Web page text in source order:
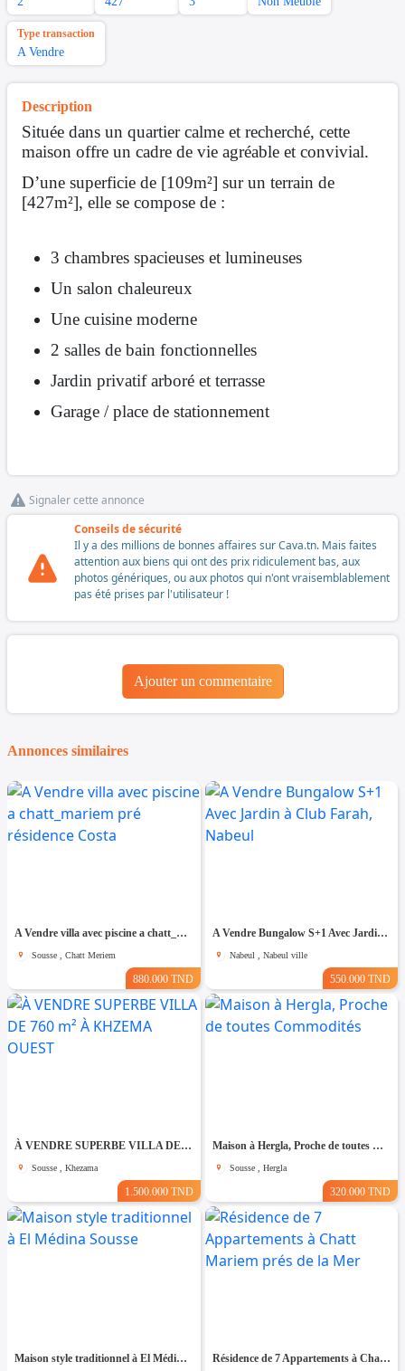
Type transaction
A Vendre
Description
Située dans un quartier calme et recherché, cette
maison offre un cadre de vie agréable et convivial.
D’une superficie de [109m²] sur un terrain de
[427m²], elle se compose de :
3 chambres spacieuses et lumineuses
Un salon chaleureux
Une cuisine moderne
2 salles de bain fonctionnelles
Jardin privatif arboré et terrasse
Garage / place de stationnement
Signaler cette annonce
Conseils de sécurité
Il y a des millions de bonnes affaires sur Cava.tn. Mais faites
attention aux biens qui ont des prix ridiculement bas, aux
photos génériques, ou aux photos qui n'ont vraisemblablement
pas été prises par l'utilisateur !
Ajouter un commentaire
Annonces similaires
A Vendre villa avec piscine a chatt_mariem pré résidence Costa
Sousse , Chatt Meriem
880.000 TND
A Vendre Bungalow S+1 Avec Jardin à Club Farah, Nabeul
Nabeul , Nabeul ville
550.000 TND
À VENDRE SUPERBE VILLA DE 760 m² À KHZEMA OUEST
Sousse , Khezama
1.500.000 TND
Maison à Hergla, Proche de toutes Commodités
Sousse , Hergla
320.000 TND
Maison style traditionnel à El Médina Sousse Résidence de 7 Appartements à Chatt Mariem prés de la Mer